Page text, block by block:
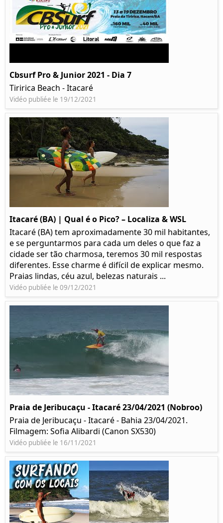
Cbsurf Pro & Junior 2021 - Dia 7
Tiririca Beach - Itacaré
Vidéo publiée le 19/12/2021
Itacaré (BA) | Qual é o Pico? – Localiza & WSL​​
Itacaré (BA) tem aproximadamente 30 mil habitantes,
e se perguntarmos para cada um deles o que faz a
cidade ser tão charmosa, teremos 30 mil respostas
diferentes. Esse charme é difícil de explicar mesmo.
Praias lindas, céu azul, belezas naturais ...
Vidéo publiée le 09/12/2021
Praia de Jeribucaçu - Itacaré 23/04/2021 (Nobroo)
Praia de Jeribucaçu - Itacaré - Bahia 23/04/2021.
Filmagem: Sofia Alibardi (Canon SX530)
Vidéo publiée le 16/11/2021